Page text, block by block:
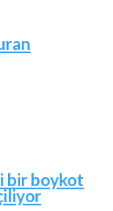
bir boykot